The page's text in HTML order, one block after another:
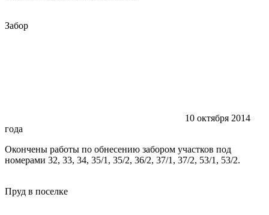
Забор
10 октября 2014
года
Окончены работы по обнесению забором участков под
номерами 32, 33, 34, 35/1, 35/2, 36/2, 37/1, 37/2, 53/1, 53/2.
Пруд в поселке